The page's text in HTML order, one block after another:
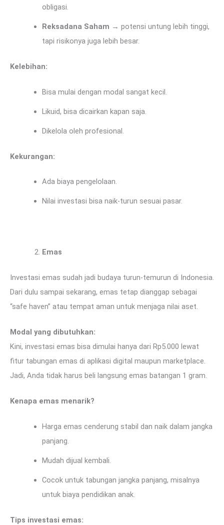
obligasi.
Reksadana Saham → potensi untung lebih tinggi,
tapi risikonya juga lebih besar.
Kelebihan:
Bisa mulai dengan modal sangat kecil.
Likuid, bisa dicairkan kapan saja.
Dikelola oleh profesional.
Kekurangan:
Ada biaya pengelolaan.
Nilai investasi bisa naik-turun sesuai pasar.
Emas
Investasi emas sudah jadi budaya turun-temurun di Indonesia.
Dari dulu sampai sekarang, emas tetap dianggap sebagai
“safe haven” atau tempat aman untuk menjaga nilai aset.
Modal yang dibutuhkan:
Kini, investasi emas bisa dimulai hanya dari Rp5.000 lewat
fitur tabungan emas di aplikasi digital maupun marketplace.
Jadi, Anda tidak harus beli langsung emas batangan 1 gram.
Kenapa emas menarik?
Harga emas cenderung stabil dan naik dalam jangka
panjang.
Mudah dijual kembali.
Cocok untuk tabungan jangka panjang, misalnya
untuk biaya pendidikan anak.
Tips investasi emas: